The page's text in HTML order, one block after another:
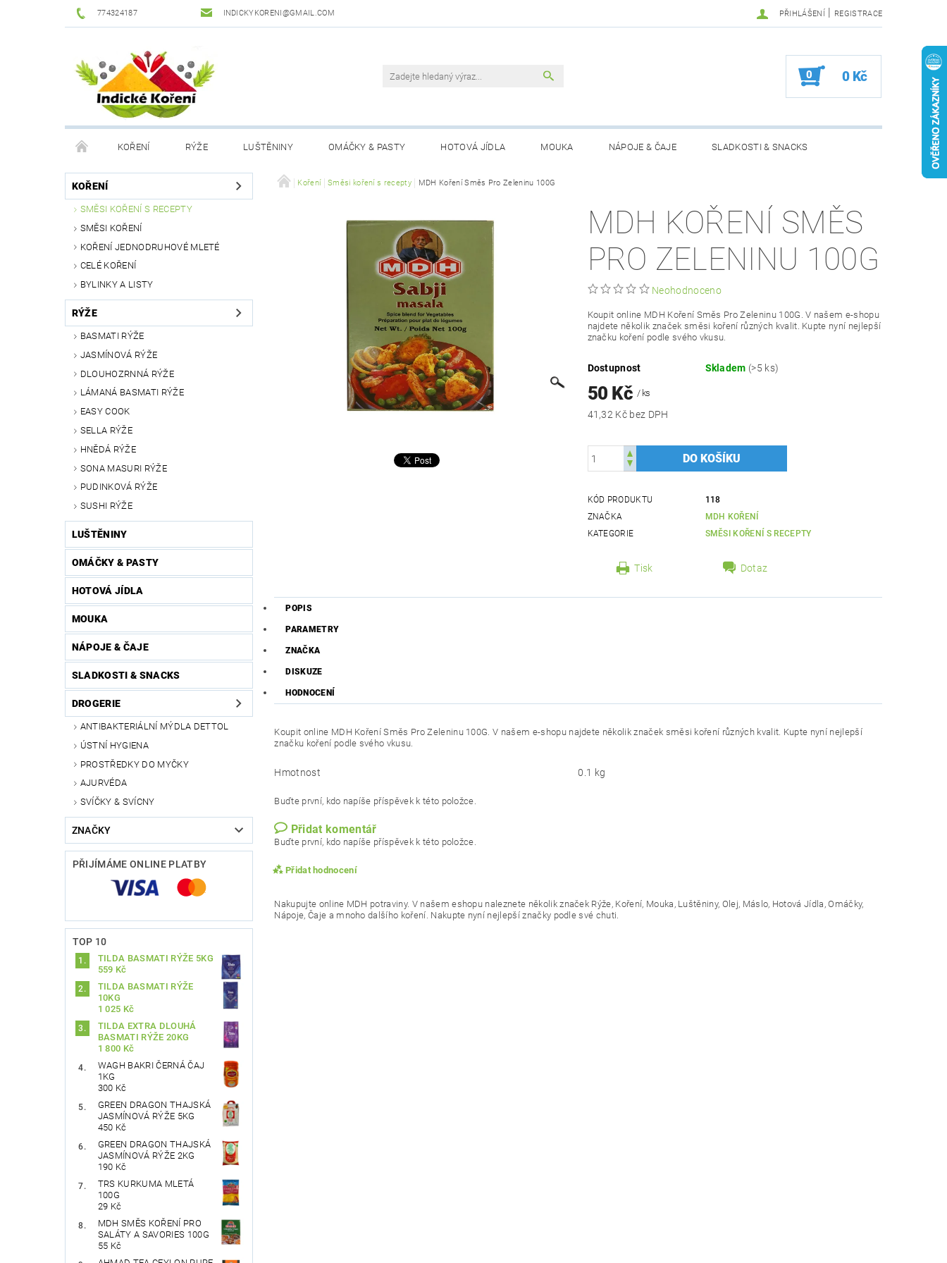
774324187 INDICKYKORENI@GMAIL.COM PŘIHLÁŠENÍ | REGISTRACE
0 0 Kč
KOŘENÍ RÝŽE LUŠTĚNINY OMÁČKY & PASTY HOTOVÁ JÍDLA MOUKA NÁPOJE & ČAJE SLADKOSTI & SNACKS
DROGERIE PODMÍNKY OCHRANY OSOBNÍCH ÚDAJŮ OBCHODNÍ PODMÍNKY KONTAKTY
KOŘENÍ
SMĚSI KOŘENÍ S RECEPTY
SMĚSI KOŘENÍ
KOŘENÍ JEDNODRUHOVÉ MLETÉ
CELÉ KOŘENÍ
BYLINKY A LISTY
RÝŽE
BASMATI RÝŽE
JASMÍNOVÁ RÝŽE
DLOUHOZRNNÁ RÝŽE
LÁMANÁ BASMATI RÝŽE
EASY COOK
SELLA RÝŽE
HNĚDÁ RÝŽE
SONA MASURI RÝŽE
PUDINKOVÁ RÝŽE
SUSHI RÝŽE
LUŠTĚNINY
OMÁČKY & PASTY
HOTOVÁ JÍDLA
MOUKA
NÁPOJE & ČAJE
SLADKOSTI & SNACKS
DROGERIE
ANTIBAKTERIÁLNÍ MÝDLA DETTOL
ÚSTNÍ HYGIENA
PROSTŘEDKY DO MYČKY
AJURVÉDA
SVÍČKY & SVÍCNY
ZNAČKY
PŘIJÍMÁME ONLINE PLATBY
TOP 10
TILDA BASMATI RÝŽE 5KG
559 Kč
TILDA BASMATI RÝŽE
10KG
1 025 Kč
TILDA EXTRA DLOUHÁ
BASMATI RÝŽE 20KG
1 800 Kč
WAGH BAKRI ČERNÁ ČAJ
1KG
300 Kč
GREEN DRAGON THAJSKÁ
JASMÍNOVÁ RÝŽE 5KG
450 Kč
GREEN DRAGON THAJSKÁ
JASMÍNOVÁ RÝŽE 2KG
190 Kč
TRS KURKUMA MLETÁ
100G
29 Kč
MDH SMĚS KOŘENÍ PRO
SALÁTY A SAVORIES 100G
55 Kč
Koření Směsi koření s recepty MDH Koření Směs Pro Zeleninu 100G
MDH KOŘENÍ SMĚS
PRO ZELENINU 100G
Neohodnoceno
Koupit online MDH Koření Směs Pro Zeleninu 100G. V našem e-shopu
najdete několik značek směsi koření různých kvalit. Kupte nyní nejlepší
značku koření podle svého vkusu.
Dostupnost Skladem (>5 ks)
50 Kč / ks
41,32 Kč bez DPH
KÓD PRODUKTU
118
ZNAČKA
MDH KOŘENÍ
KATEGORIE
SMĚSI KOŘENÍ S RECEPTY
Tisk Dotaz
POPIS
PARAMETRY
ZNAČKA
DISKUZE
HODNOCENÍ
Koupit online MDH Koření Směs Pro Zeleninu 100G. V našem e-shopu najdete několik značek směsi koření různých kvalit. Kupte nyní nejlepší
značku koření podle svého vkusu.
Hmotnost 0.1 kg
Buďte první, kdo napíše příspěvek k této položce.
Přidat komentář
Buďte první, kdo napíše příspěvek k této položce.
Přidat hodnocení
Nakupujte online MDH potraviny. V našem eshopu naleznete několik značek Rýže, Koření, Mouka, Luštěniny, Olej, Máslo, Hotová Jídla, Omáčky,
Nápoje, Čaje a mnoho dalšího koření. Nakupte nyní nejlepší značky podle své chuti.